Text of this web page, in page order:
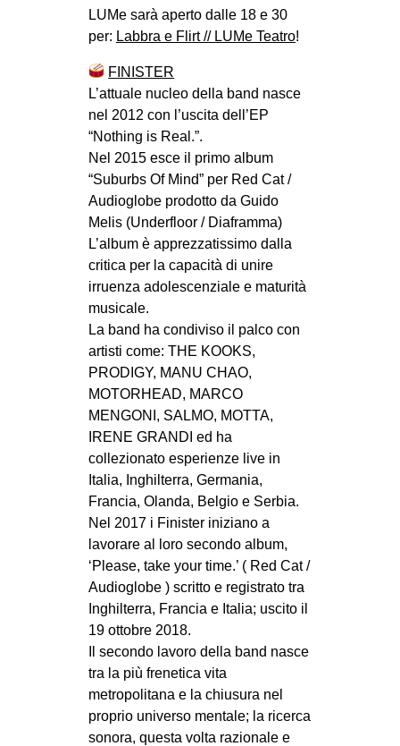
GENERI
MIGRAZIONI
PRECARIATO
REPRESSIONE
STUDENTI
CULTURE
ARTE
CINEMA
MANIFESTI
RECENSIONI
INTERNAZIONALE
AFRICA
AMERICHE
ESTREMO ORIENTE
EUROPA
MEDIO ORIENTE
MONDO
Fb
tw
LUMe sarà aperto dalle 18 e 30
per: Labbra e Flirt // LUMe Teatro!
FINISTER
L’attuale nucleo della band nasce
nel 2012 con l’uscita dell’EP
“Nothing is Real.”.
Nel 2015 esce il primo album
“Suburbs Of Mind” per Red Cat /
Audioglobe prodotto da Guido
Melis (Underfloor / Diaframma)
L’album è apprezzatissimo dalla
critica per la capacità di unire
irruenza adolescenziale e maturità
musicale.
La band ha condiviso il palco con
artisti come: THE KOOKS,
PRODIGY, MANU CHAO,
MOTORHEAD, MARCO
MENGONI, SALMO, MOTTA,
IRENE GRANDI ed ha
collezionato esperienze live in
Italia, Inghilterra, Germania,
Francia, Olanda, Belgio e Serbia.
Nel 2017 i Finister iniziano a
lavorare al loro secondo album,
‘Please, take your time.’ ( Red Cat /
Audioglobe ) scritto e registrato tra
Inghilterra, Francia e Italia; uscito il
19 ottobre 2018.
Il secondo lavoro della band nasce
tra la più frenetica vita
metropolitana e la chiusura nel
proprio universo mentale; la ricerca
sonora, questa volta razionale e